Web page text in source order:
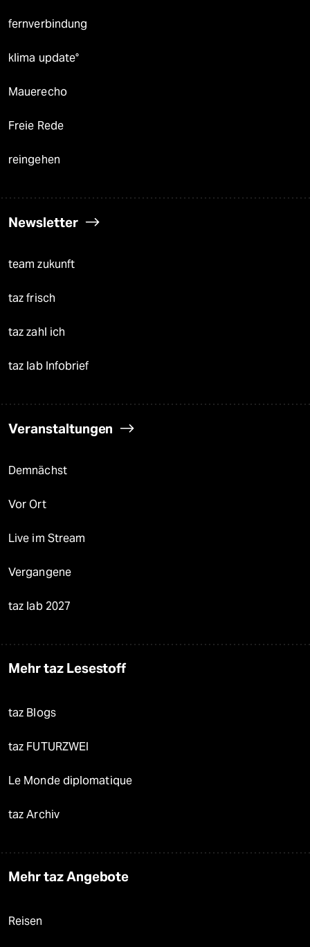
fernverbindung
klima update°
Mauerecho
Freie Rede
reingehen
Newsletter
team zukunft
taz frisch
taz zahl ich
taz lab Infobrief
Veranstaltungen
Demnächst
Vor Ort
Live im Stream
Vergangene
taz lab 2027
Mehr taz Lesestoff
taz Blogs
taz FUTURZWEI
Le Monde diplomatique
taz Archiv
Mehr taz Angebote
Reisen